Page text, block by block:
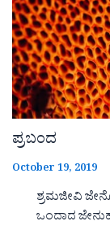
ಪ್ರಬಂದ
October 19, 2019
ಶ್ರಮಜೀವಿ
ಒಂದಾದ